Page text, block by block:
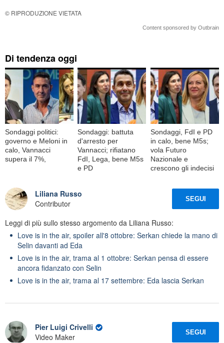
© RIPRODUZIONE VIETATA
Content sponsored by Outbrain
Di tendenza oggi
Sondaggi politici:
governo e Meloni in
calo, Vannacci
supera il 7%,
Sondaggi: battuta
d'arresto per
Vannacci; rifiatano
FdI, Lega, bene M5s
e PD
Sondaggi, FdI e PD
in calo, bene M5s;
vola Futuro
Nazionale e
crescono gli indecisi
Liliana Russo
Contributor
SEGUI
Leggi di più sullo stesso argomento da Liliana Russo:
Love is in the air, spoiler all'8 ottobre: Serkan chiede la mano di
Selin davanti ad Eda
Love is in the air, trama al 1 ottobre: Serkan pensa di essere
ancora fidanzato con Selin
Love is in the air, trama al 17 settembre: Eda lascia Serkan
Pier Luigi Crivelli
Video Maker
SEGUI